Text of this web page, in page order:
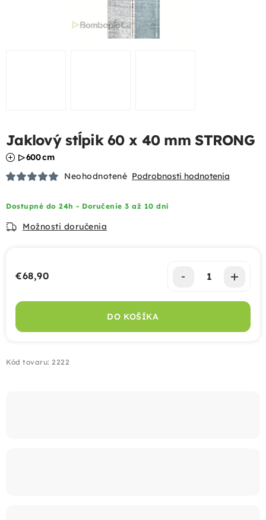
Kontakt
Podhrabové dosky
Uzlové pletivá
Bránky a brány
Tieniace prvky
Dizajnové oplotenia
Dostupné do 24h - Doručenie 3 až 10 dní
Možnosti doručenia
€68,90
DO KOŠÍKA
Kód tovaru: 2222
Jaklový stĺpik 60 x 40 mm STRONG
▷ 600 cm
Neohodnotené Podrobnosti hodnotenia